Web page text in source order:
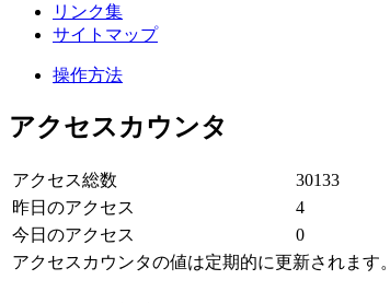
リンク集
サイトマップ
操作方法
アクセスカウンタ
アクセス総数
30133
昨日のアクセス
4
今日のアクセス
0
アクセスカウンタの値は定期的に更新されます。